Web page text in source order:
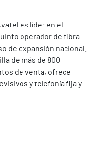
es líder en el
operador de fibra
de expansión nacional.
de más de 800
de venta, ofrece
y telefonía fija y